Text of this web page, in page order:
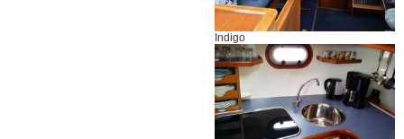
Indigo